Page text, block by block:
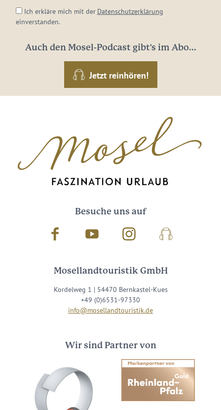
Ich erkläre mich mit der Datenschutzerklärung
einverstanden.
Auch den Mosel-Podcast gibt's im Abo...
Jetzt reinhören!
Besuche uns auf
Facebook Youtube InstagramPodcast
Mosellandtouristik GmbH
Kordelweg 1 | 54470 Bernkastel-Kues
+49 (0)6531-97330
info@mosellandtouristik.de
Wir sind Partner von